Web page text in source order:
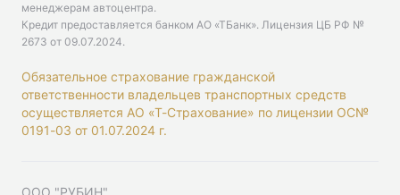
менеджерам автоцентра.
Кредит предоставляется банком АО «ТБанк». Лицензия ЦБ РФ №
2673 от 09.07.2024.
Обязательное страхование гражданской
ответственности владельцев транспортных средств
осуществляется АО «Т-Страхование» по лицензии ОС№
0191-03 от 01.07.2024 г.
ООО "РУБИН"